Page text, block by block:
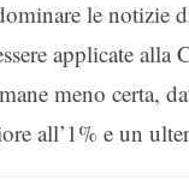
le notizie
applicate
meno certa,
all’1% e un